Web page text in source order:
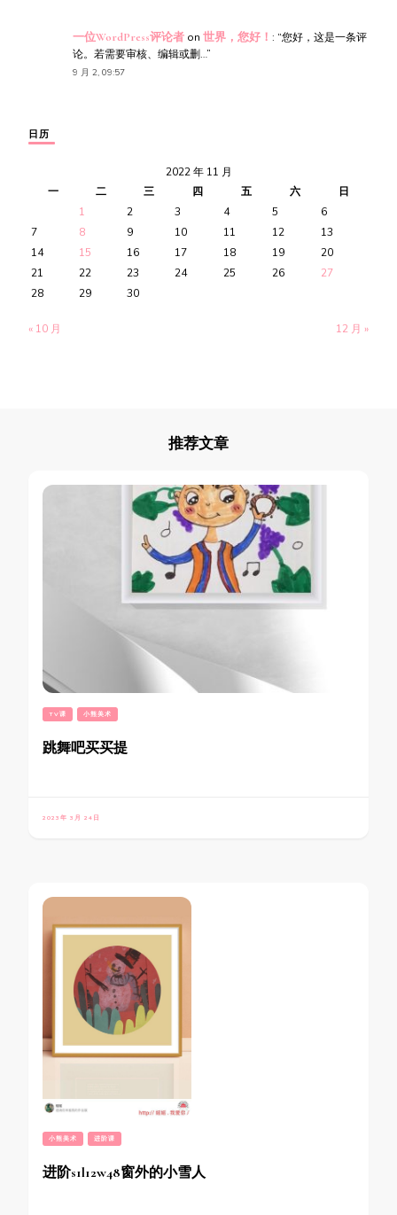
一位WordPress评论者 on 世界，您好！ : “您好，这是一条评
论。若需要审核、编辑或删…”
9 月 2, 09:57
日历
2022 年 11 月
一
二 三 四 五 六
日
1
2 3 4 5
6
7
8 9 10 11 12
13
14
15 16 17 18 19
20
21
22 23 24 25 26
27
28
29 30
« 10 月 12 月 »
推荐文章
TV课 小熊美术
跳舞吧买买提
2023年 3月 24日
小熊美术 进阶课
进阶s1l12w48窗外的小雪人